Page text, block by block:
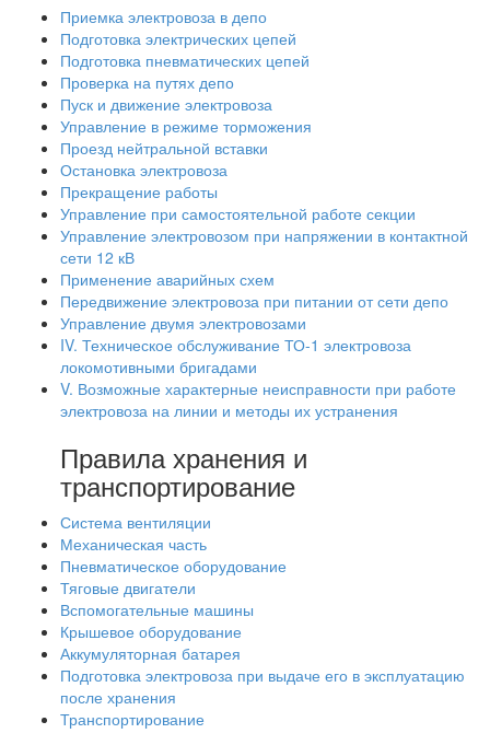
Приемка электровоза в депо
Подготовка электрических цепей
Подготовка пневматических цепей
Проверка на путях депо
Пуск и движение электровоза
Управление в режиме торможения
Проезд нейтральной вставки
Остановка электровоза
Прекращение работы
Управление при самостоятельной работе секции
Управление электровозом при напряжении в контактной
сети 12 кВ
Применение аварийных схем
Передвижение электровоза при питании от сети депо
Управление двумя электровозами
IV. Техническое обслуживание ТО-1 электровоза
локомотивными бригадами
V. Возможные характерные неисправности при работе
электровоза на линии и методы их устранения
Правила хранения и
транспортирование
Система вентиляции
Механическая часть
Пневматическое оборудование
Тяговые двигатели
Вспомогательные машины
Крышевое оборудование
Аккумуляторная батарея
Подготовка электровоза при выдаче его в эксплуатацию
после хранения
Транспортирование